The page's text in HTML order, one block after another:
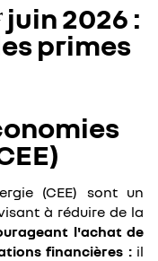
juin 2026​ :
primes
(CEE) sont un
à réduire de la
l'achat de
financières : il